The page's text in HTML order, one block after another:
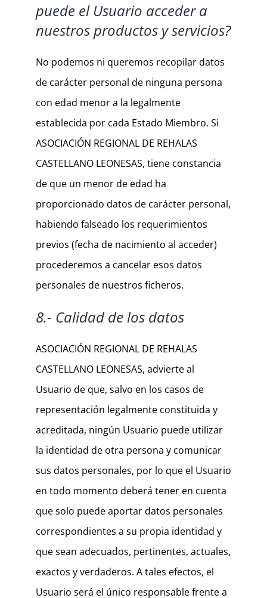
puede el Usuario acceder a
nuestros productos y servicios?
No podemos ni queremos recopilar datos
de carácter personal de ninguna persona
con edad menor a la legalmente
establecida por cada Estado Miembro. Si
ASOCIACIÓN REGIONAL DE REHALAS
CASTELLANO LEONESAS, tiene constancia
de que un menor de edad ha
proporcionado datos de carácter personal,
habiendo falseado los requerimientos
previos (fecha de nacimiento al acceder)
procederemos a cancelar esos datos
personales de nuestros ficheros.
8.- Calidad de los datos
ASOCIACIÓN REGIONAL DE REHALAS
CASTELLANO LEONESAS, advierte al
Usuario de que, salvo en los casos de
representación legalmente constituida y
acreditada, ningún Usuario puede utilizar
la identidad de otra persona y comunicar
sus datos personales, por lo que el Usuario
en todo momento deberá tener en cuenta
que solo puede aportar datos personales
correspondientes a su propia identidad y
que sean adecuados, pertinentes, actuales,
exactos y verdaderos. A tales efectos, el
Usuario será el único responsable frente a